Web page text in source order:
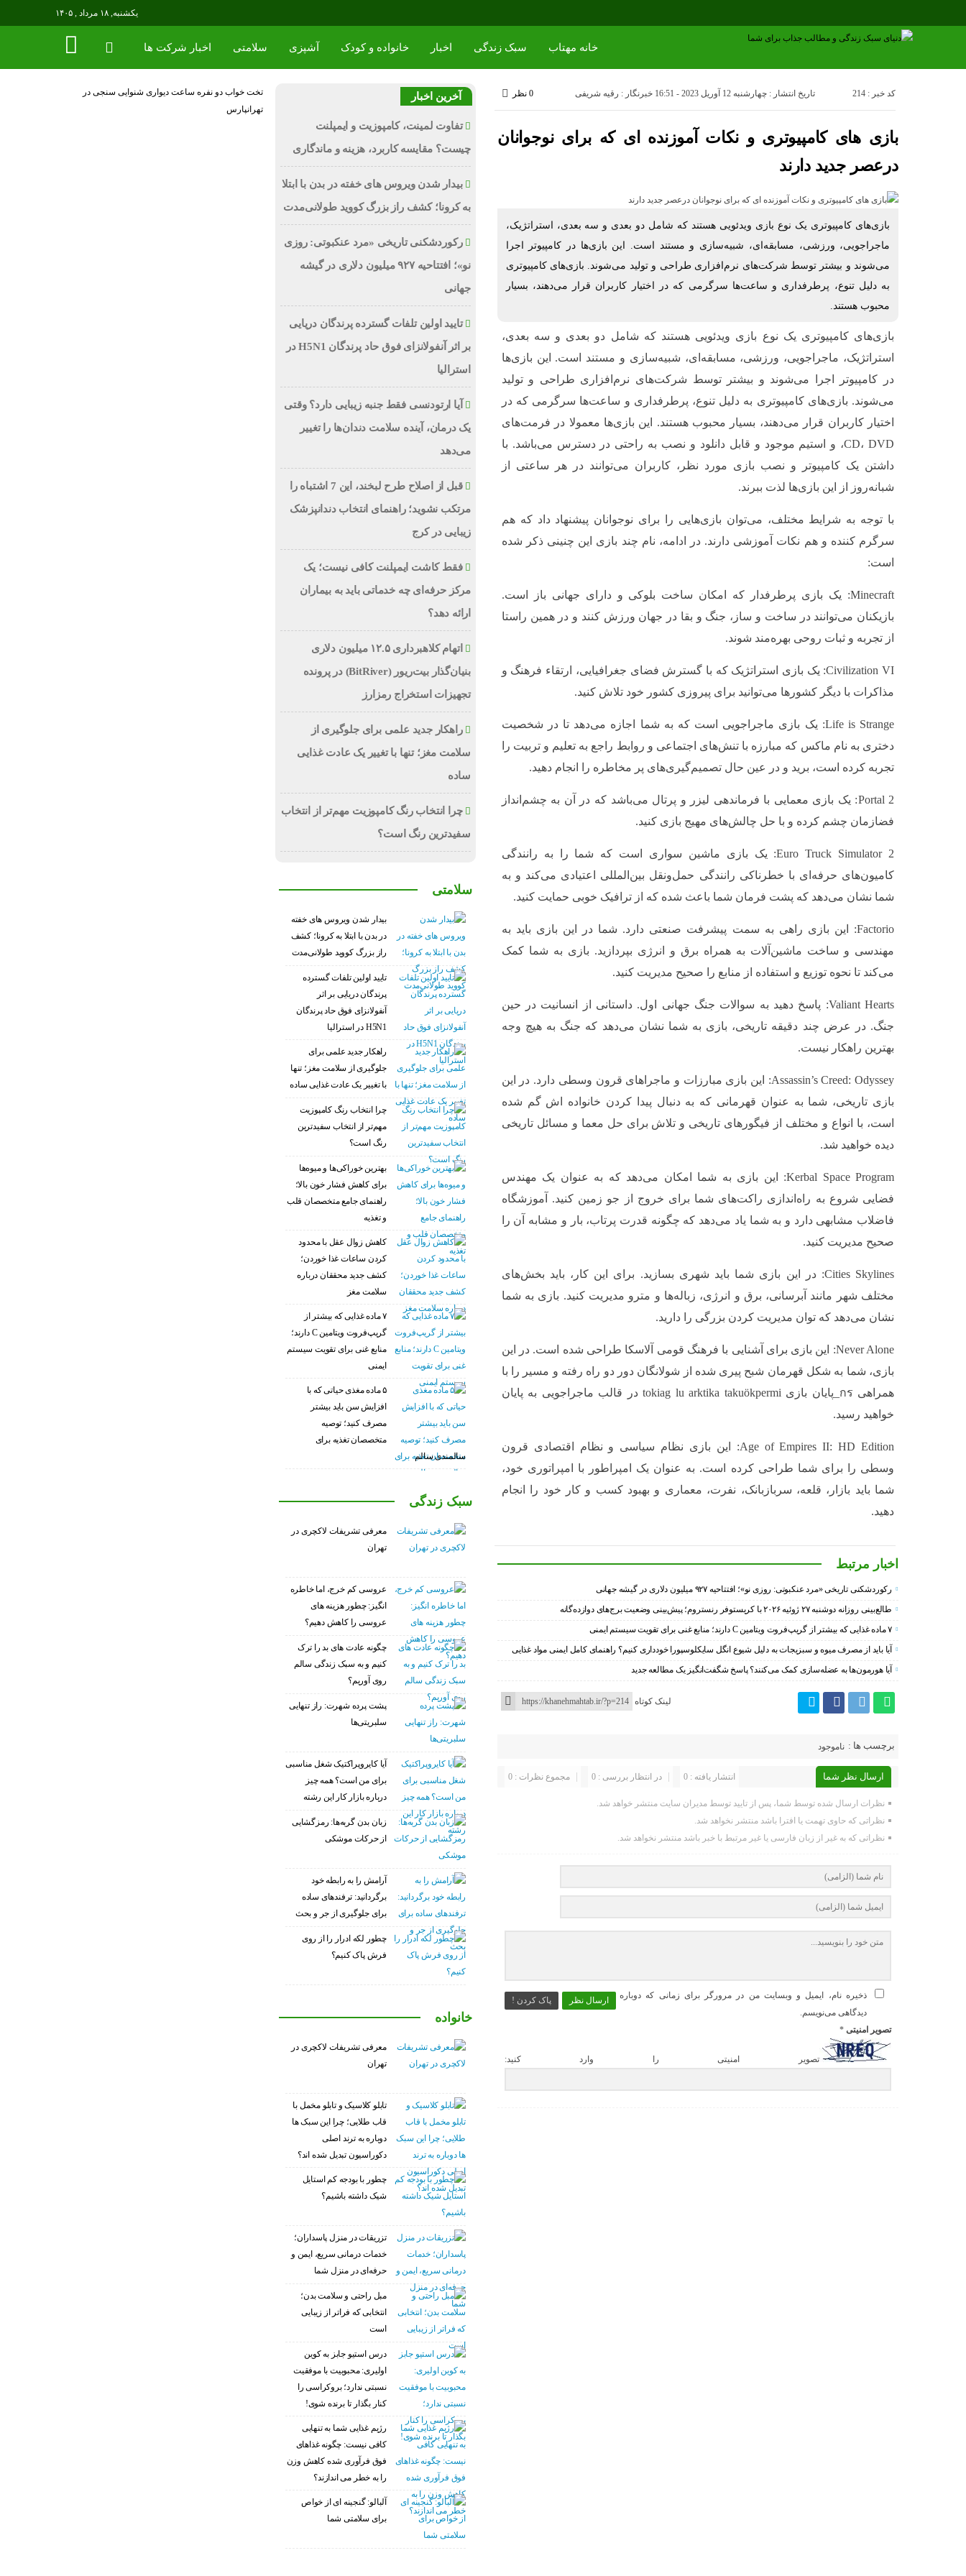
یکشنبه, ۱۸ مرداد , ۱۴۰۵
خانه مهتاب سبک زندگی اخبار خانواده و کودک آشپزی سلامتی اخبار شرکت ها
تاریخ انتشار : چهارشنبه 12 آوریل 2023 - 16:51 خبرنگار : رقیه شریفی کد خبر : 214 0 نظر
بازی های کامپیوتری و نکات آموزنده ای که برای نوجوانان
درعصر جدید دارند
بازی‌های کامپیوتری یک نوع بازی ویدئویی هستند که شامل دو بعدی و سه بعدی، استراتژیک،
ماجراجویی، ورزشی، مسابقه‌ای، شبیه‌سازی و مستند است. این بازی‌ها در کامپیوتر اجرا
می‌شوند و بیشتر توسط شرکت‌های نرم‌افزاری طراحی و تولید می‌شوند. بازی‌های کامپیوتری
به دلیل تنوع، پرطرفداری و ساعت‌ها سرگرمی که در اختیار کاربران قرار می‌دهند، بسیار
محبوب هستند.
بازی‌های کامپیوتری یک نوع بازی ویدئویی هستند که شامل دو بعدی و سه بعدی،
استراتژیک، ماجراجویی، ورزشی، مسابقه‌ای، شبیه‌سازی و مستند است. این بازی‌ها
در کامپیوتر اجرا می‌شوند و بیشتر توسط شرکت‌های نرم‌افزاری طراحی و تولید
می‌شوند. بازی‌های کامپیوتری به دلیل تنوع، پرطرفداری و ساعت‌ها سرگرمی که در
اختیار کاربران قرار می‌دهند، بسیار محبوب هستند. این بازی‌ها معمولا در فرمت‌های
CD، DVD، و استیم موجود و قابل دانلود و نصب به راحتی در دسترس می‌باشد. با
داشتن یک کامپیوتر و نصب بازی مورد نظر، کاربران می‌توانند در هر ساعتی از
شبانه‌روز از این بازی‌ها لذت ببرند.
با توجه به شرایط مختلف، می‌توان بازی‌هایی را برای نوجوانان پیشنهاد داد که هم
سرگرم کننده و هم نکات آموزشی دارند. در ادامه، نام چند بازی این چنینی ذکر شده
است:
Minecraft: یک بازی پرطرفدار که امکان ساخت بلوکی و دارای جهانی باز است.
بازیکنان می‌توانند در ساخت و ساز، جنگ و بقا در جهان ورزش کنند و در همین راستا
از تجربه و ثبات روحی بهره‌مند شوند.
Civilization VI: یک بازی استراتژیک که با گسترش فضای جغرافیایی، ارتقاء فرهنگ و
مذاکرات با دیگر کشورها می‌توانید برای پیروزی کشور خود تلاش کنید.
Life is Strange: یک بازی ماجراجویی است که به شما اجازه می‌دهد تا در شخصیت
دختری به نام ماکس که مبارزه با تنش‌های اجتماعی و روابط راجع به تعلیم و تربیت را
تجربه کرده است، برید و در عین حال تصمیم‌گیری‌های پر مخاطره را انجام دهید.
Portal 2: یک بازی معمایی با فرماندهی لیزر و پرتال می‌باشد که در آن به چشم‌انداز
فضازمان چشم کرده و با حل چالش‌های مهیج بازی کنید.
Euro Truck Simulator 2: یک بازی ماشین سواری است که شما را به رانندگی
کامیون‌های حرفه‌ای با خطرناکی رانندگی حمل‌ونقل بین‌المللی اعتیادی می‌کند و به
شما نشان می‌دهد که پشت فرمان شما باعث شده که از ترافیک خوبی حمایت کنید.
Factorio: این بازی راهی به سمت پیشرفت صنعتی دارد. شما در این بازی باید به
مهندسی و ساخت ماشین‌آلات به همراه برق و انرژی بپردازید. بازی به شما کمک
می‌کند تا نحوه توزیع و استفاده از منابع را صحیح مدیریت کنید.
Valiant Hearts: پاسخ دهید به سوالات جنگ جهانی اول. داستانی از انسانیت در حین
جنگ. در عرض چند دقیقه تاریخی، بازی به شما نشان می‌دهد که جنگ به هیچ وجه
بهترین راهکار نیست.
Assassin’s Creed: Odyssey: این بازی مبارزات و ماجراهای قرون وسطی دارد. در این
بازی تاریخی، شما به عنوان قهرمانی که به دنبال پیدا کردن خانواده اش گم شده
است، با انواع و مختلف از فیگورهای تاریخی و تلاش برای حل معما و مسائل تاریخی
دیده خواهید شد.
Kerbal Space Program: این بازی به شما امکان می‌دهد که به عنوان یک مهندس
فضایی شروع به راه‌اندازی راکت‌های شما برای خروج از جو زمین کنید. آموزشگاه
فاضلاب مشابهی دارد و به شما یاد می‌دهد که چگونه قدرت پرتاب، بار و مشابه آن را
صحیح مدیریت کنید.
Cities Skylines: در این بازی شما باید شهری بسازید. برای این کار، باید بخش‌های
مختلف شهر مانند آبرسانی، برق و انرژی، زباله‌ها و مترو مدیریت کنید. بازی به شما
نشان می‌دهد که توان مدیریت کردن بزرگی را دارید.
Never Alone: این بازی برای آشنایی با فرهنگ قومی آلاسکا طراحی شده است. در این
بازی، شما به شکل قهرمان شبح پیری شده از شولانگان دور دو راه رفته و مسیر را با
همراهی กร_پایان بازی tokiag lu arktika takuökpermi در قالب ماجراجويی به پایان
خواهید رسید.
Age of Empires II: HD Edition: این بازی نظام سیاسی و نظام اقتصادی قرون
وسطی را برای شما طراحی کرده است. به عنوان یک امپراطور با امپراتوری خود،
شما باید بازار، قلعه، سربازبانک، نفرت، معماری و بهبود کسب و کار خود را انجام
دهید.
اخبار مرتبط
رکوردشکنی تاریخی «مرد عنکبوتی: روزی نو»؛ افتتاحیه ۹۲۷ میلیون دلاری در گیشه جهانی
طالع‌بینی روزانه دوشنبه ۲۷ ژوئیه ۲۰۲۶ با کریستوفر رنستروم؛ پیش‌بینی وضعیت برج‌های دوازده‌گانه
۷ ماده غذایی که بیشتر از گریپ‌فروت ویتامین C دارند؛ منابع غنی برای تقویت سیستم ایمنی
آیا باید از مصرف میوه و سبزیجات به دلیل شیوع انگل سایکلوسپورا خودداری کنیم؟ راهنمای کامل ایمنی مواد غذایی
آیا هورمون‌ها به عضله‌سازی کمک می‌کنند؟ پاسخ شگفت‌انگیز یک مطالعه جدید
لینک کوتاه
برچسب ها : ناموجود
ارسال نظر شما مجموع نظرات : 0 در انتظار بررسی : 0 انتشار یافته : 0
نظرات ارسال شده توسط شما، پس از تایید توسط مدیران سایت منتشر خواهد شد.
نظراتی که حاوی تهمت یا افترا باشد منتشر نخواهد شد.
نظراتی که به غیر از زبان فارسی یا غیر مرتبط با خبر باشد منتشر نخواهد شد.
ارسال نظر پاک کردن !
ذخیره نام، ایمیل و وبسایت من در مرورگر برای زمانی که دوباره
دیدگاهی می‌نویسم.
تصویر امنیتی*
تصویر امنیتی را وارد کنید:
آخرین اخبار
تفاوت لمینت، کامپوزیت و ایمپلنت
چیست؟ مقایسه کاربرد، هزینه و ماندگاری
بیدار شدن ویروس‌ های خفته در بدن با ابتلا
به کرونا؛ کشف راز بزرگ کووید طولانی‌مدت
رکوردشکنی تاریخی «مرد عنکبوتی: روزی
نو»؛ افتتاحیه ۹۲۷ میلیون دلاری در گیشه
جهانی
تایید اولین تلفات گسترده پرندگان دریایی
بر اثر آنفولانزای فوق حاد پرندگان H5N1 در
استرالیا
آیا ارتودنسی فقط جنبه زیبایی دارد؟ وقتی
یک درمان، آینده سلامت دندان‌ها را تغییر
می‌دهد
قبل از اصلاح طرح لبخند، این 7 اشتباه را
مرتکب نشوید؛ راهنمای انتخاب دندانپزشک
زیبایی در کرج
فقط کاشت ایمپلنت کافی نیست؛ یک
مرکز حرفه‌ای چه خدماتی باید به بیماران
ارائه دهد؟
اتهام کلاهبرداری ۱۲.۵ میلیون دلاری
بنیان‌گذار بیت‌ریور (BitRiver) در پرونده
تجهیزات استخراج رمزارز
راهکار جدید علمی برای جلوگیری از
سلامت مغز؛ تنها با تغییر یک عادت غذایی
ساده
چرا انتخاب رنگ کامپوزیت مهم‌تر از انتخاب
سفیدترین رنگ است؟
سلامتی
بیدار شدن ویروس‌ های خفته
در بدن با ابتلا به کرونا؛ کشف
راز بزرگ کووید طولانی‌مدت
تایید اولین تلفات گسترده
پرندگان دریایی بر اثر
آنفولانزای فوق حاد پرندگان
H5N1 در استرالیا
راهکار جدید علمی برای
جلوگیری از سلامت مغز؛ تنها
با تغییر یک عادت غذایی ساده
چرا انتخاب رنگ کامپوزیت
مهم‌تر از انتخاب سفیدترین
رنگ است؟
بهترین خوراکی‌ها و میوه‌ها
برای کاهش فشار خون بالا؛
راهنمای جامع متخصصان قلب
و تغذیه
کاهش زوال عقل با محدود
کردن ساعات غذا خوردن؛
کشف جدید محققان درباره
سلامت مغز
۷ ماده غذایی که بیشتر از
گریپ‌فروت ویتامین C دارند؛
منابع غنی برای تقویت سیستم
ایمنی
۵ ماده مغذی حیاتی که با
افزایش سن باید بیشتر
مصرف کنید؛ توصیه
متخصصان تغذیه برای
سالمندی سالم
سبک زندگی
معرفی تشریفات لاکچری در
تهران
عروسی کم خرج، اما خاطره
انگیز: چطور هزینه های
عروسی را کاهش دهیم؟
چگونه عادت‌ های بد را ترک
کنیم و به سبک زندگی سالم
روی آوریم؟
پشت پرده شهرت: راز تنهایی
سلبریتی‌ها
آیا کایروپراکتیک شغل مناسبی
برای من است؟ همه چیز
درباره بازار کار این رشته
زبان بدن گربه‌ها: رمزگشایی
از حرکات موشکی
آرامش را به رابطه خود
برگردانید: ترفندهای ساده
برای جلوگیری از جر و بحث
چطور لکه ادرار را از روی
فرش پاک کنیم؟
خانواده
معرفی تشریفات لاکچری در
تهران
تابلو کلاسیک و تابلو مخمل با
قاب طلایی؛ چرا این سبک ها
دوباره به ترند اصلی
دکوراسیون تبدیل شده اند؟
چطور با بودجه کم استایل
شیک داشته باشیم؟
تزریقات در منزل پاسداران؛
خدمات درمانی سریع، ایمن و
حرفه‌ای در منزل شما
مبل راحتی و سلامت بدن؛
انتخابی که فراتر از زیبایی
است
درس استیو جابز به کوین
اولیری: محبوبیت با موفقیت
نسبتی ندارد؛ بروکراسی را
کنار بگذار تا برنده شوی!
رژیم غذایی شما به تنهایی
کافی نیست: چگونه غذاهای
فوق فرآوری شده کاهش وزن
را به خطر می اندازند؟
آلبالو: گنجینه ای از خواص
برای سلامتی شما
تخت خواب دو نفرهساعت دیواریشنوایی سنجی در
تهرانپارس